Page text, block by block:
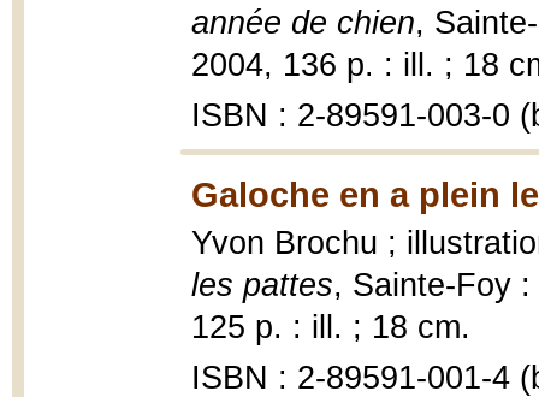
année de chien,
2004, 136 p. : ill. ; 18
ISBN : 2-89591-003-0
Galoche en a plein
Yvon Brochu ;
les pattes, Sainte-Foy
125 p. : ill. ; 18 cm.
ISBN : 2-89591-001-4